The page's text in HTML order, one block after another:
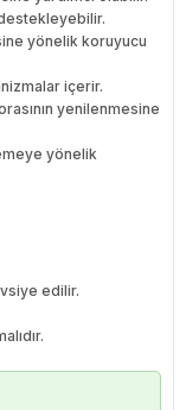
yönelik koruyucu
içerir.
yenilenmesine
yönelik
edilir.